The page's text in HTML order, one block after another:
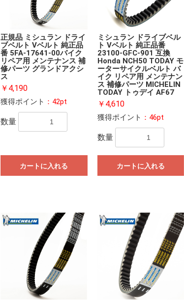
正規品 ミシュラン ドライ
ブベルト Vベルト 純正品
番 5FA-17641-00バイク
リペア用 メンテナンス 補
修パーツ グランドアクシ
ス
￥4,190
獲得ポイント ：42pt
数量
カートに入れる
ミシュラン ドライブベル
ト Vベルト 純正品番
23100-GFC-901 互換
Honda NCH50 TODAY モ
ーターサイクルベルト バ
イク リペア用 メンテナン
ス 補修パーツ MICHELIN
TODAY トゥデイ AF67
￥4,610
獲得ポイント ：46pt
数量
カートに入れる